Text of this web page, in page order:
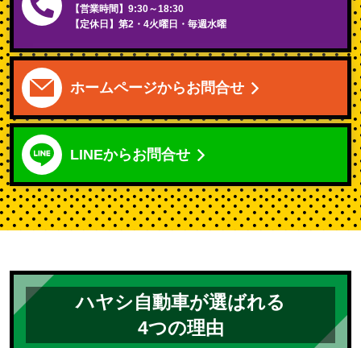
【営業時間】9:30～18:30
【定休日】第2・4火曜日・毎週水曜
ホームページからお問合せ
LINEからお問合せ
ハヤシ自動車が選ばれる
4つの理由